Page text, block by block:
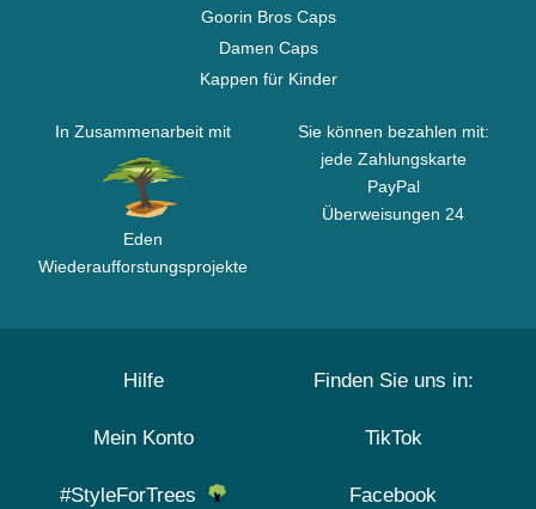
Goorin Bros Caps
Damen Caps
Kappen für Kinder
In Zusammenarbeit mit
Eden
Wiederaufforstungsprojekte
Sie können bezahlen mit:
jede Zahlungskarte
PayPal
Überweisungen 24
Hilfe
Mein Konto
#StyleForTrees
Finden Sie uns in:
TikTok
Facebook